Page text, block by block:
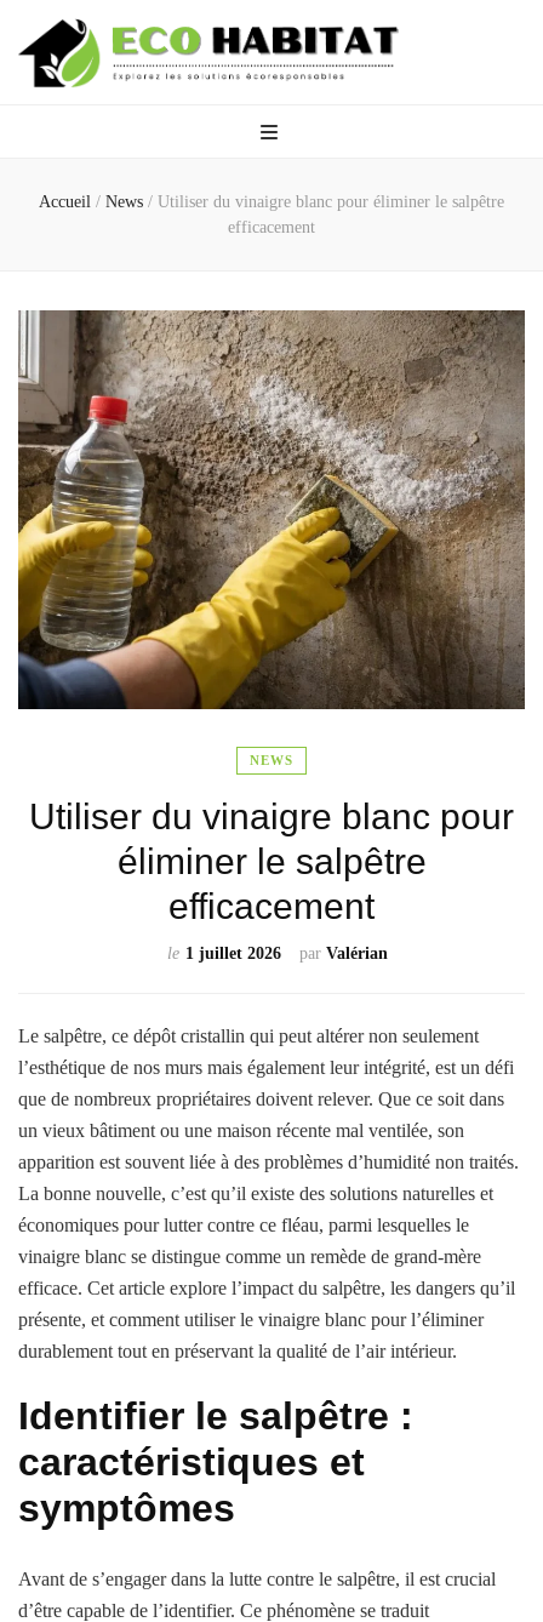
Eco Habitat
Accueil / News / Utiliser du vinaigre blanc pour éliminer le salpêtre
efficacement
NEWS
Utiliser du vinaigre blanc pour
éliminer le salpêtre
efficacement
par Valérian
le 1 juillet 2026
Le salpêtre, ce dépôt cristallin qui peut altérer non seulement
l’esthétique de nos murs mais également leur intégrité, est un défi
que de nombreux propriétaires doivent relever. Que ce soit dans
un vieux bâtiment ou une maison récente mal ventilée, son
apparition est souvent liée à des problèmes d’humidité non traités.
La bonne nouvelle, c’est qu’il existe des solutions naturelles et
économiques pour lutter contre ce fléau, parmi lesquelles le
vinaigre blanc se distingue comme un remède de grand-mère
efficace. Cet article explore l’impact du salpêtre, les dangers qu’il
présente, et comment utiliser le vinaigre blanc pour l’éliminer
durablement tout en préservant la qualité de l’air intérieur.
Identifier le salpêtre :
caractéristiques et
symptômes
Avant de s’engager dans la lutte contre le salpêtre, il est crucial
d’être capable de l’identifier. Ce phénomène se traduit